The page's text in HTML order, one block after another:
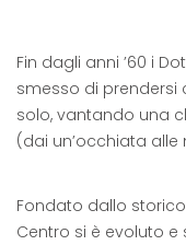
Fin dagli anni ’60 i
smesso di prendersi
solo, vantando una
(dai un’occhiata alle
Fondato dallo
Centro si è evoluto